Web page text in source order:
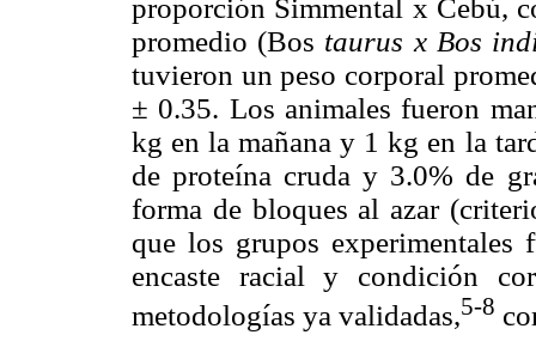
proporción Simmental x Cebú,
promedio (Bos taurus x Bos
tuvieron un peso corporal
± 0.35. Los animales fueron
kg en la mañana y 1 kg en la
de proteína cruda y 3.0% de
forma de bloques al azar
que los grupos experimentales
encaste racial y condición
metodologías ya validadas,5-8